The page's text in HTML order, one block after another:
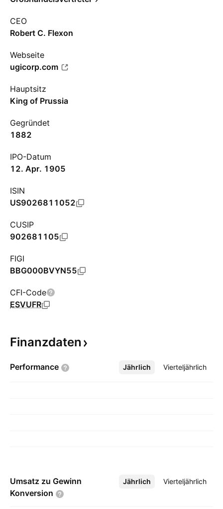
CEO
Robert C. Flexon
Webseite
ugicorp.com
Hauptsitz
King of Prussia
Gegründet
1882
IPO-Datum
12. Apr. 1905
ISIN
US9026811052
CUSIP
902681105
FIGI
BBG000BVYN55
CFI-Code
ESVUFR
Finanzdaten
Performance Jährlich Vierteljährlich
Mehr
Umsatz zu Gewinn
Konversion
Jährlich Vierteljährlich
Mehr